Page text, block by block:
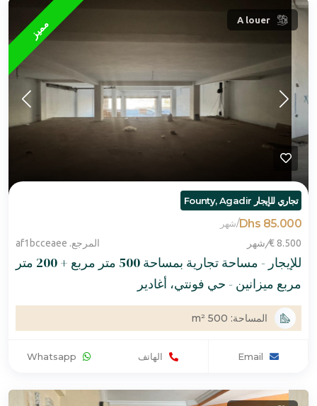
مميز A louer
تجاري للإيجار Founty, Agadir
85.000 Dhs
/شهر
8.500 €
/شهر المرجع. af1bcceaee
للإيجار - مساحة تجارية بمساحة 500 متر مربع + 200 متر
مربع ميزانين - حي فونتي، أغادير
المساحة: 500 m²
الهاتف